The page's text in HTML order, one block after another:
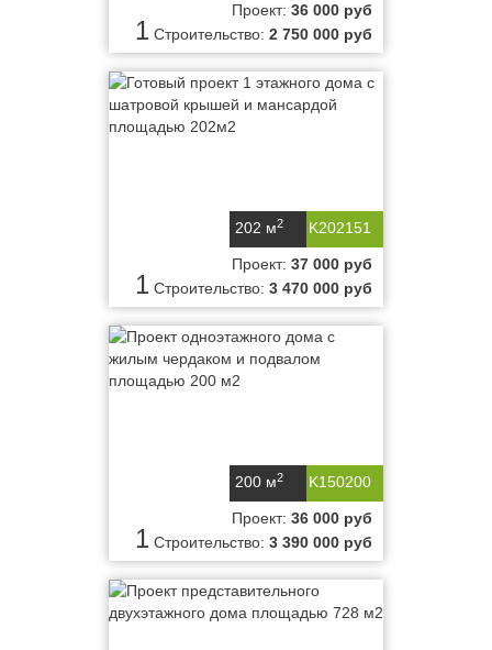
1
Проект: 36 000 руб
Строительство: 2 750 000 руб
K202151
202 м2
1
Проект: 37 000 руб
Строительство: 3 470 000 руб
K150200
200 м2
1
Проект: 36 000 руб
Строительство: 3 390 000 руб